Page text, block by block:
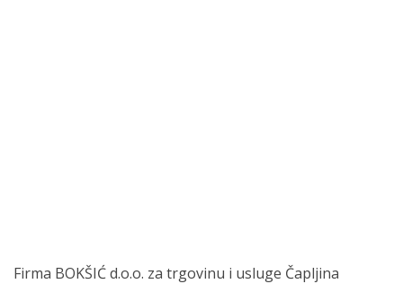
Firma BOKŠIĆ d.o.o. za trgovinu i usluge Čapljina